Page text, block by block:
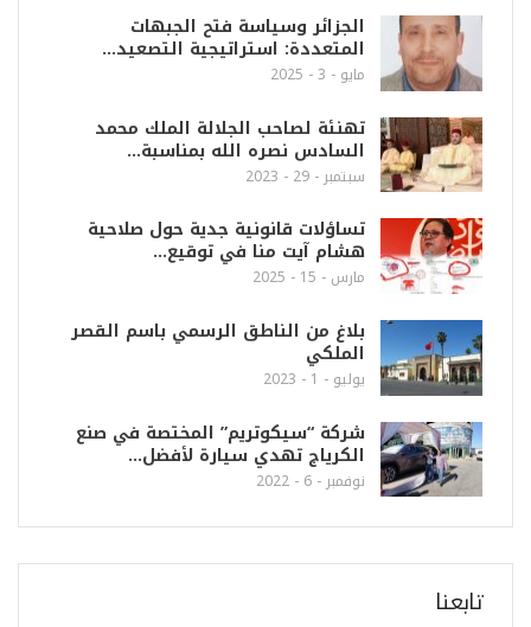
الجزائر وسياسة فتح الجبهات
المتعددة: استراتيجية التصعيد…
مايو - 3 - 2025
تهنئة لصاحب الجلالة الملك محمد
السادس نصره الله بمناسبة…
سبتمبر - 29 - 2023
تساؤلات قانونية جدية حول صلاحية
هشام آيت منا في توقيع…
مارس - 15 - 2025
بلاغ من الناطق الرسمي باسم القصر
الملكي
يوليو - 1 - 2023
شركة “سيكوتريم” المختصة في صنع
الكرياج تهدي سيارة لأفضل…
نوفمبر - 6 - 2022
تابعنا